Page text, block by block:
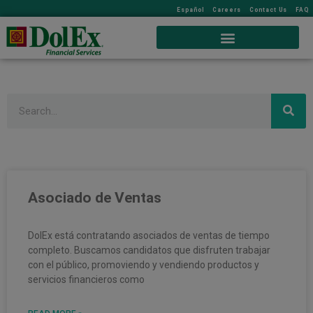
Español Careers Contact Us FAQ
Asociado de Ventas
DolEx está contratando asociados de ventas de tiempo
completo. Buscamos candidatos que disfruten trabajar
con el público, promoviendo y vendiendo productos y
servicios financieros como